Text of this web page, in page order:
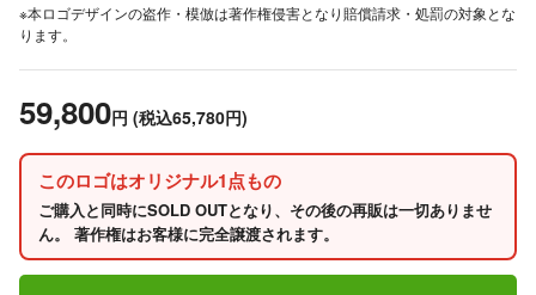
※本ロゴデザインの盗作・模倣は著作権侵害となり賠償請求・処罰の対象とな
ります。
59,800円 (税込65,780円)
このロゴはオリジナル1点もの
ご購入と同時にSOLD OUTとなり、その後の再販は一切ありませ
ん。 著作権はお客様に完全譲渡されます。